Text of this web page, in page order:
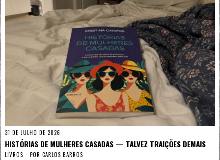
31 DE JULHO DE 2026
HISTÓRIAS DE MULHERES CASADAS — TALVEZ TRAIÇÕES DEMAIS
LIVROS POR CARLOS BARROS